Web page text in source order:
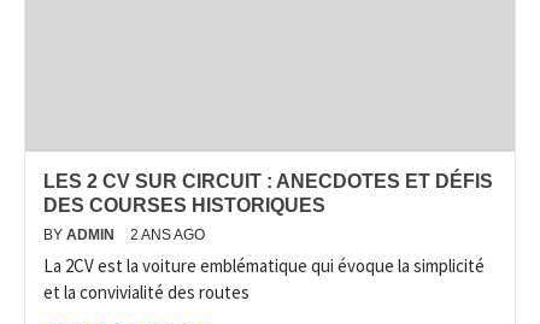
LES 2 CV SUR CIRCUIT : ANECDOTES ET DÉFIS
DES COURSES HISTORIQUES
BY ADMIN 2 ANS AGO
La 2CV est la voiture emblématique qui évoque la simplicité
et la convivialité des routes